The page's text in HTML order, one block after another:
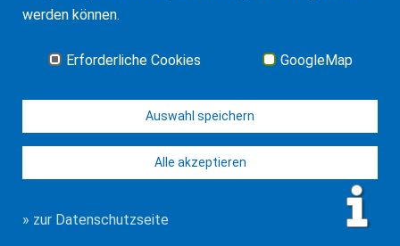
Kanada: SCC zum steuerlichen Sitz eines Trusts
KG zu rechtlichen Wirkungen eines US-
KG: Nachlassabwickler nach kanadischem Recht ist
erteilen, wenn er alleiniger Begünstigter ist
durch Erbschein auch bei
werden können.
Erforderliche Cookies GoogleMap
Auswahl speichern
Alle akzeptieren
» zur Datenschutzseite